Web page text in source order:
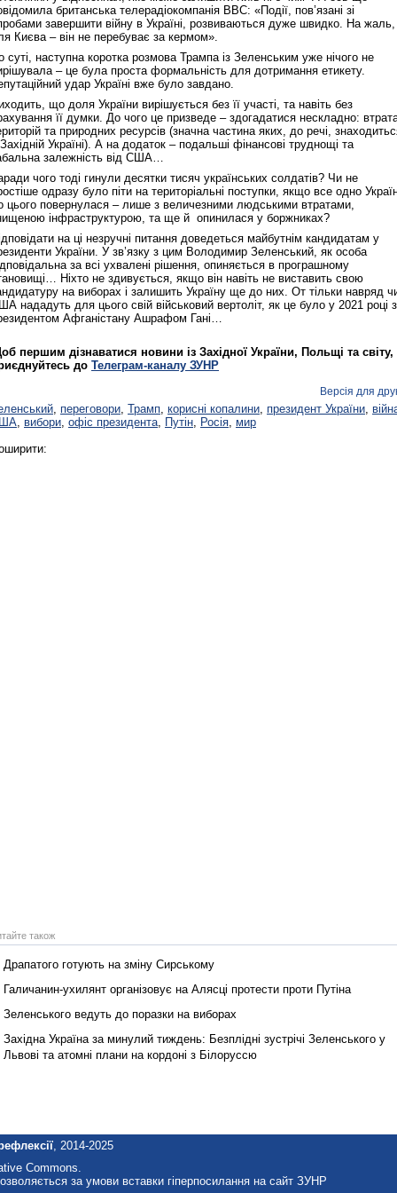
британська телерадіокомпанія ВВС: «Події, пов’язані зі
завершити війну в Україні, розвиваються дуже швидко. На жаль,
Києва – він не перебуває за кермом».
суті, наступна коротка розмова Трампа із Зеленським уже нічого не
– це була проста формальність для дотримання етикету.
удар Україні вже було завдано.
що доля України вирішується без її участі, та навіть без
її думки. До чого це призведе – здогадатися нескладно:
та природних ресурсів (значна частина яких, до речі,
Україні). А на додаток – подальші фінансові труднощі та
залежність від США…
чого тоді гинули десятки тисяч українських солдатів? Чи не
одразу було піти на територіальні поступки, якщо все одно
цього повернулася – лише з величезними людськими втратами,
інфраструктурою, та ще й опинилася у боржниках?
на ці незручні питання доведеться майбутнім кандидатам у
України. У зв’язку з цим Володимир Зеленський, як особа
за всі ухвалені рішення, опиняється в програшному
Ніхто не здивується, якщо він навіть не виставить свою
на виборах і залишить Україну ще до них. От тільки навряд
нададуть для цього свій військовий вертоліт, як це було у 2021 році з
Афганістану Ашрафом Гані…
першим дізнаватися новини із Західної України, Польщі та світу,
до Телеграм-каналу ЗУНР
Версія для
, переговори, Трамп, корисні копалини, президент України,
, вибори, офіс президента, Путін, Росія, мир
також
Драпатого готують на зміну Сирському
Галичанин-ухилянт організовує на Алясці протести проти Путіна
Зеленського ведуть до поразки на виборах
Західна Україна за минулий тиждень: Безплідні зустрічі Зеленського у
Львові та атомні плани на кордоні з Білоруссю
, 2014-2025
Commons.
за умови вставки гіперпосилання на сайт ЗУНР